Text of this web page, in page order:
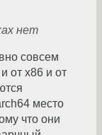
нет
совсем
от x86 и от
место
что они